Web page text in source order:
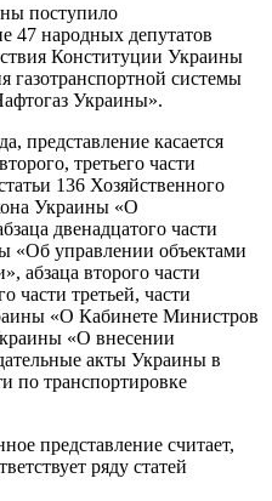
поступило
47 народных депутатов
Конституции Украины
газотранспортной системы
Украины».
представление касается
третьего части
136 Хозяйственного
Украины «О
двенадцатого части
«Об управлении объектами
абзаца второго части
части третьей, части
«О Кабинете Министров
«О внесении
акты Украины в
по транспортировке
представление считает,
ряду статей